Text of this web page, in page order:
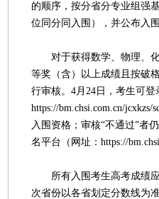
的顺序，按分省分专业组强
位同分同入围），并公布入围
对于获得数学、物理、化
等奖（含）以上成绩且按破
行审核。4月24日，考生可
https://bm.chsi.com.cn/
入围资格；审核“不通过”者
名平台（网址：https://
所有入围考生高考成绩应
次省份以各省划定分数线为准